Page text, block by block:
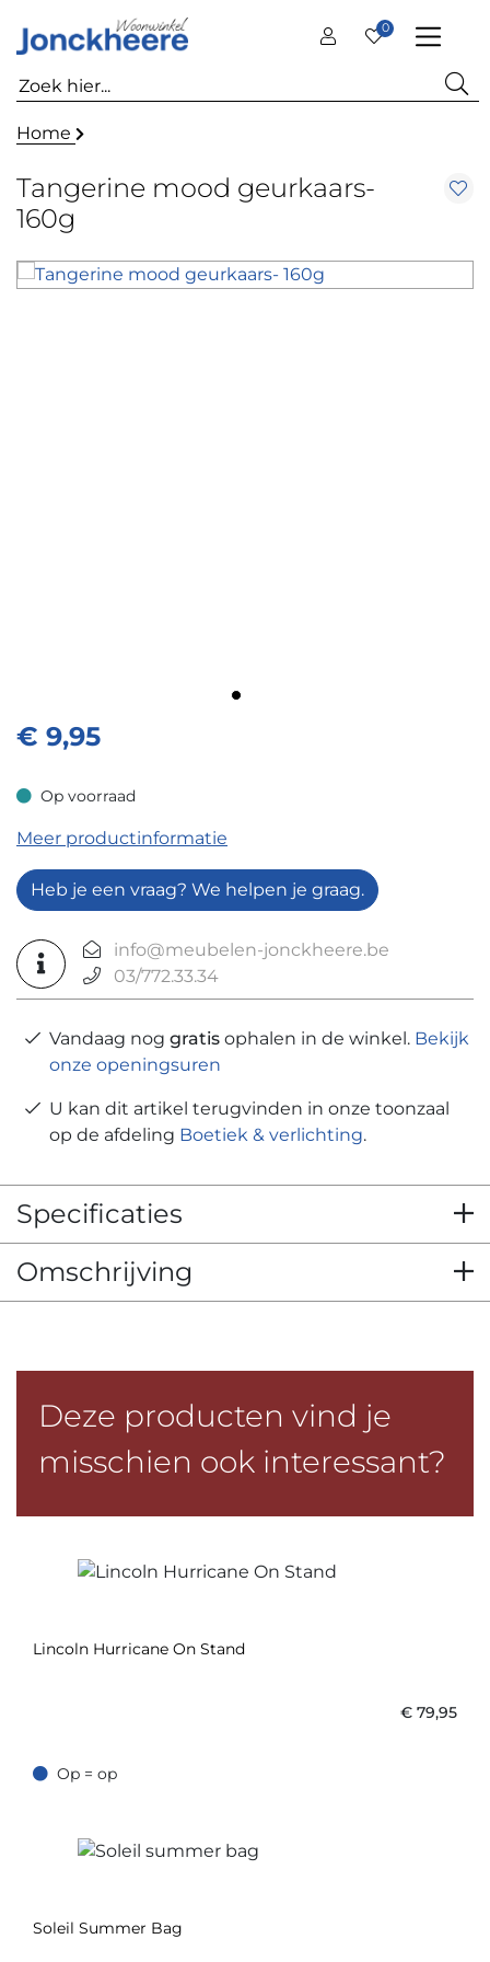
0
Home
Tangerine mood geurkaars-
160g
€ 9,95
Op voorraad
Op voorraad
Meer productinformatie
Heb je een vraag? We helpen je graag.
info@meubelen-jonckheere.be
03/772.33.34
Vandaag nog gratis ophalen in de winkel. Bekijk
onze openingsuren
U kan dit artikel terugvinden in onze toonzaal
op de afdeling Boetiek & verlichting.
Specificaties
Omschrijving
Deze producten vind je
misschien ook interessant?
Lincoln Hurricane On Stand
€ 79,95
Op = op
Op = op
Soleil Summer Bag